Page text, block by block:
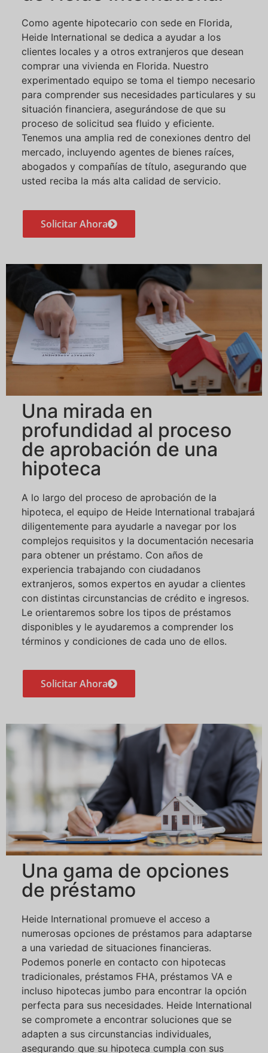
Como agente hipotecario con sede en Florida,
Heide International se dedica a ayudar a los
clientes locales y a otros extranjeros que desean
comprar una vivienda en Florida. Nuestro
experimentado equipo se toma el tiempo necesario
para comprender sus necesidades particulares y su
situación financiera, asegurándose de que su
proceso de solicitud sea fluido y eficiente.
Tenemos una amplia red de conexiones dentro del
mercado, incluyendo agentes de bienes raíces,
abogados y compañías de título, asegurando que
usted reciba la más alta calidad de servicio.
Solicitar Ahora
Una mirada en
profundidad al proceso
de aprobación de una
hipoteca
A lo largo del proceso de aprobación de la
hipoteca, el equipo de Heide International trabajará
diligentemente para ayudarle a navegar por los
complejos requisitos y la documentación necesaria
para obtener un préstamo. Con años de
experiencia trabajando con ciudadanos
extranjeros, somos expertos en ayudar a clientes
con distintas circunstancias de crédito e ingresos.
Le orientaremos sobre los tipos de préstamos
disponibles y le ayudaremos a comprender los
términos y condiciones de cada uno de ellos.
Solicitar Ahora
Una gama de opciones
de préstamo
Heide International promueve el acceso a
numerosas opciones de préstamos para adaptarse
a una variedad de situaciones financieras.
Podemos ponerle en contacto con hipotecas
tradicionales, préstamos FHA, préstamos VA e
incluso hipotecas jumbo para encontrar la opción
perfecta para sus necesidades. Heide International
se compromete a encontrar soluciones que se
adapten a sus circunstancias individuales,
asegurando que su hipoteca cumpla con sus